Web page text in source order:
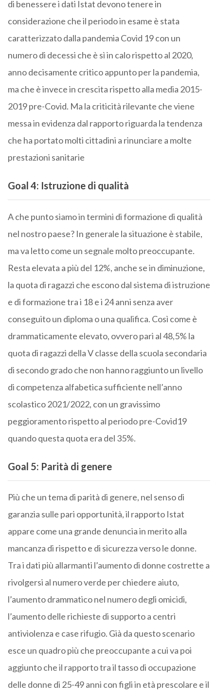
di benessere i dati Istat devono tenere in
considerazione che il periodo in esame è stata
caratterizzato dalla pandemia Covid 19 con un
numero di decessi che è sì in calo rispetto al 2020,
anno decisamente critico appunto per la pandemia,
ma che è invece in crescita rispetto alla media 2015-
2019 pre-Covid. Ma la criticità rilevante che viene
messa in evidenza dal rapporto riguarda la tendenza
che ha portato molti cittadini a rinunciare a molte
prestazioni sanitarie
Goal 4: Istruzione di qualità
A che punto siamo in termini di formazione di qualità
nel nostro paese? In generale la situazione è stabile,
ma va letto come un segnale molto preoccupante.
Resta elevata a più del 12%, anche se in diminuzione,
la quota di ragazzi che escono dal sistema di istruzione
e di formazione tra i 18 e i 24 anni senza aver
conseguito un diploma o una qualifica. Così come è
drammaticamente elevato, ovvero pari al 48,5% la
quota di ragazzi della V classe della scuola secondaria
di secondo grado che non hanno raggiunto un livello
di competenza alfabetica sufficiente nell’anno
scolastico 2021/2022, con un gravissimo
peggioramento rispetto al periodo pre-Covid19
quando questa quota era del 35%.
Goal 5: Parità di genere
Più che un tema di parità di genere, nel senso di
garanzia sulle pari opportunità, il rapporto Istat
appare come una grande denuncia in merito alla
mancanza di rispetto e di sicurezza verso le donne.
Tra i dati più allarmanti l’aumento di donne costrette a
rivolgersi al numero verde per chiedere aiuto,
l’aumento drammatico nel numero degli omicidi,
l’aumento delle richieste di supporto a centri
antiviolenza e case rifugio. Già da questo scenario
esce un quadro più che preoccupante a cui va poi
aggiunto che il rapporto tra il tasso di occupazione
delle donne di 25-49 anni con figli in età prescolare e il